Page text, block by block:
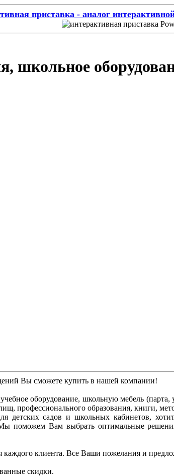
приставка - аналог
школьное
Вы сможете купить в нашей компании!
оборудование, школьную мебель (парта,
профессионального образования, книги,
детских садов и школьных кабинетов,
поможем Вам выбрать оптимальные
каждого клиента. Все Ваши пожелания и
скидки.